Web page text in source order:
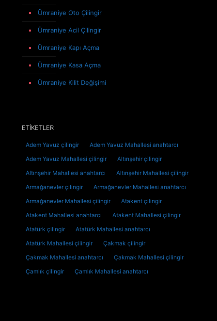
Ümraniye Oto Çilingir
Ümraniye Acil Çilingir
Ümraniye Kapı Açma
Ümraniye Kasa Açma
Ümraniye Kilit Değişimi
ETİKETLER
Adem Yavuz çilingir
Adem Yavuz Mahallesi anahtarcı
Adem Yavuz Mahallesi çilingir
Altınşehir çilingir
Altınşehir Mahallesi anahtarcı
Altınşehir Mahallesi çilingir
Armağanevler çilingir
Armağanevler Mahallesi anahtarcı
Armağanevler Mahallesi çilingir
Atakent çilingir
Atakent Mahallesi anahtarcı
Atakent Mahallesi çilingir
Atatürk çilingir
Atatürk Mahallesi anahtarcı
Atatürk Mahallesi çilingir
Çakmak çilingir
Çakmak Mahallesi anahtarcı
Çakmak Mahallesi çilingir
Çamlık çilingir
Çamlık Mahallesi anahtarcı